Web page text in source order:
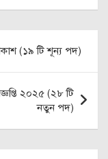
(১৯ টি শূন্য পদ)
২০২৫ (২৮ টি
নতুন পদ)